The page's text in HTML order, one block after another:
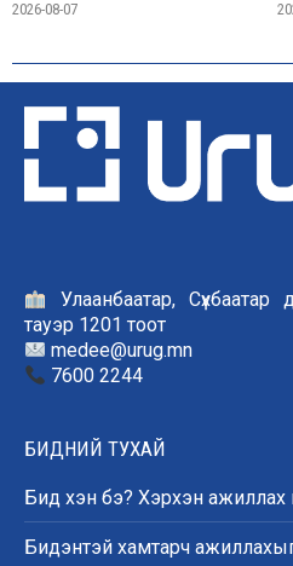
2026-08-07
Улаанбаатар,
тауэр 1201 тоот
medee@urug.mn
7600 2244
БИДНИЙ ТУХАЙ
Бид хэн бэ? Хэрхэн ажиллах
Бидэнтэй хамтарч